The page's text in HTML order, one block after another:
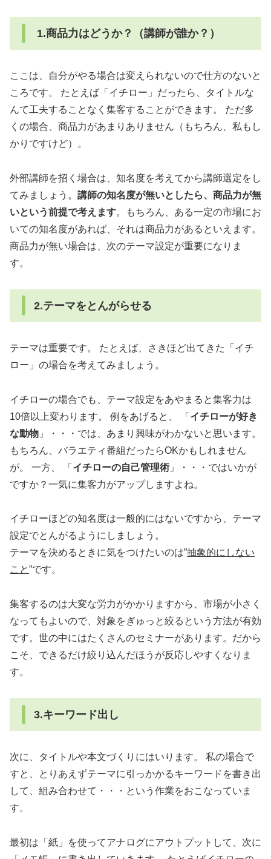
1.商品力はどうか？（講師が誰か？）
ここは、自分がやる場合は変えられないので仕方のないと
ころです。 たとえば「イチロー」だったら、タイトルな
んて工夫することなく集客することができます。 ただ多
くの場合、商品力があまりありません（もちろん、私もし
かりですけど）。
外部講師を招く場合は、知名度を考えてから講師選定をし
てみましょう。 講師の知名度が無いとしたら、商品力が無
いという前提で考えます。もちろん、ある一定の市場にお
いての知名度があれば、それは商品力があるといえます。
商品力が無い場合は、次のテーマ設定が重要になりま
す。
2.テーマをとんがらせる
テーマは重要です。 たとえば、さきほど出てきた「イチ
ロー」の場合を考えてみましょう。
イチローの場合でも、テーマ設定をあやまると集客力は
10倍以上変わります。 例をあげると、 「 イチローが好き
な動物 」・・・では、あまり興味がわかないと思います。
もちろん、バラエティ番組だったらOKかもしれません
が。 一方、 「 イチローの自己管理術 」・・・ではいかが
ですか？一気に集客力がアップしますよね。
イチローほどの知名度は一般的にはないですから、テーマ
設定でとんがるようにしましょう。
テーマを決めるときに気をつけたいのは”抽象的にしない
こと”です。
集客するのは大変な労力がかかりますから、市場が小さく
なってもよいので、対象をぎゅっと絞るという方法が有効
です。世の中にはたくさんのセミナーがあります。だから
こそ、できるだけ絞り込んだほうが反応しやすくなりま
す。
3.キーワード出し
次に、タイトルや本文づくりにはいります。 私の場合で
すと、とりあえずテーマに引っかかるキーワードを書き出
して、組み合わせて・・・という作業をおこなっていま
す。
最初は「紙」を使ってアナログにアウトプットして、次に